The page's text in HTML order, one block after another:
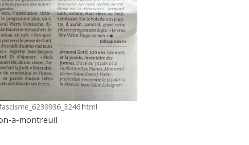
a-montreuil